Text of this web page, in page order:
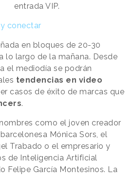
entrada VIP.
conectar
en bloques de 20-30
lo largo de la mañana. Desde
el mediodía se podrán
tendencias en video
casos de éxito de marcas que
.
como el joven creador
barcelonesa Mónica Sors, el
Trabado o el empresario y
de Inteligencia Artificial
Felipe García Montesinos. La